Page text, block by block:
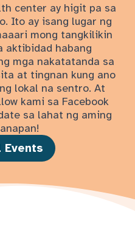
center ay higit pa sa
Ito ay isang lugar ng
mong tangkilikin
aktibidad habang
mga nakatatanda sa
at tingnan kung ano
lokal na sentro. At
kami sa Facebook
sa lahat ng aming
Events